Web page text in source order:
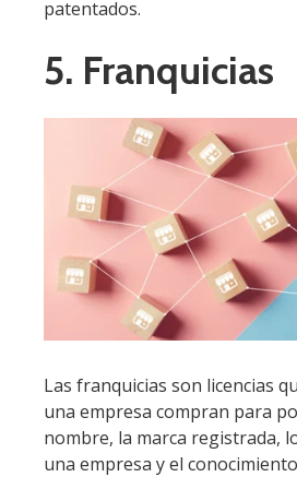
patentados.
5. Franquicias
Las franquicias son licencias
una empresa compran para
nombre, la marca registrada,
una empresa y el